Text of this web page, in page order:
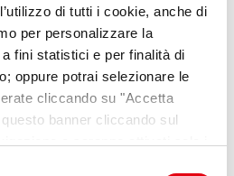
di tutti i cookie, anche di
per personalizzare la
fini statistici e per finalità di
oppure potrai selezionare le
cliccando su "Accetta
banner cliccando sul
il progetto